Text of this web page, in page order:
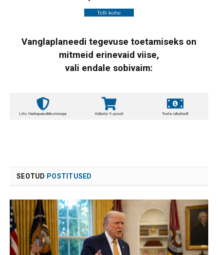
Vanglaplaneedi tegevuse toetamiseks on
mitmeid erinevaid viise,
vali endale sobivaim:
SEOTUD POSTITUSED